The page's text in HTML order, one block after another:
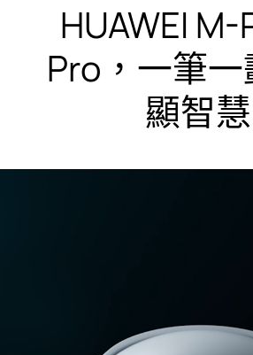
HUAWEI
Pro，一筆
顯智慧